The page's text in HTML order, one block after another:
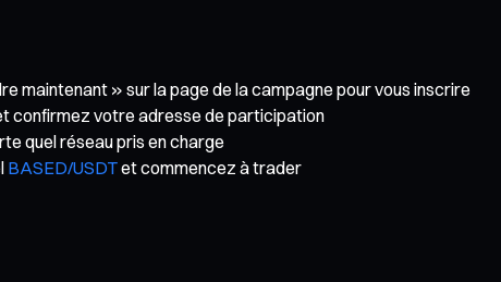
maintenant » sur la page de la campagne pour vous inscrire
confirmez votre adresse de participation
quel réseau pris en charge
BASED/USDTet commencez à trader